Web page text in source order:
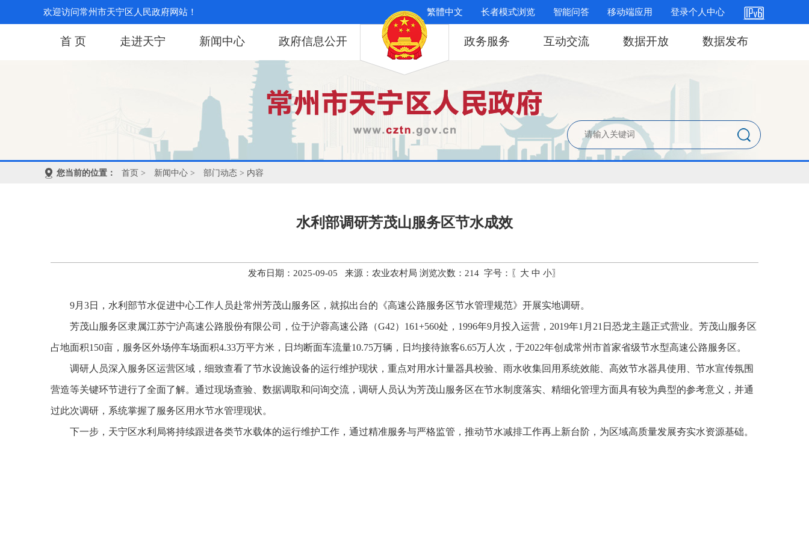
欢迎访问常州市天宁区人民政府网站！ 繁體中文 长者模式浏览 智能问答 移动端应用 登录个人中心
首 页 走进天宁 新闻中心 政府信息公开 政务服务 互动交流 数据开放 数据发布
您当前的位置： 首页 > 新闻中心 > 部门动态 > 内容
水利部调研芳茂山服务区节水成效
发布日期：2025-09-05 来源：农业农村局 浏览次数： 214 字号：〖 大 中 小〗
9月 3日，水利部节水促进中心工作人员赴常州芳茂山服务区，就拟出台的《高速公路服务区节水管理规范》开展实地调研。
芳茂山服务区隶属江苏宁沪高速公路股份有限公司，位于沪蓉高速公路（G42） 161+560处 ，1996年9月投入运营 ，2019年1 月 21 日恐龙主题正式营业。 芳茂山服务区
占地面积150亩， 服务区外场停车场面积4.33万平方米， 日均断面车流量10.75万辆，日均接待旅客6.65万人次 ，于2022年创成常州市首家省级节水型高速公路服务区。
调研人员深入服务区运营区域，细致查看了节水设施设备的运行维护现状，重点对用水计量器具校验、雨水收集回用系统效能、高效节水器具使用、节水宣传氛围
营造等关键环节进行了全面了解。通过现场查验、数据调取和问询交流，调研人员认为芳茂山服务区在节水制度落实、精细化管理方面具有较为典型的参考意义，并通
过此次调研，系统掌握了服务区用水节水管理现状。
下一步，天宁区水利局将持续跟进各类节水载体的运行维护工作，通过精准服务与严格监管，推动节水减排工作再上新台阶，为区域高质量发展夯实水资源基础。